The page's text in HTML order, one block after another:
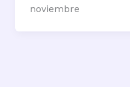
noviembre